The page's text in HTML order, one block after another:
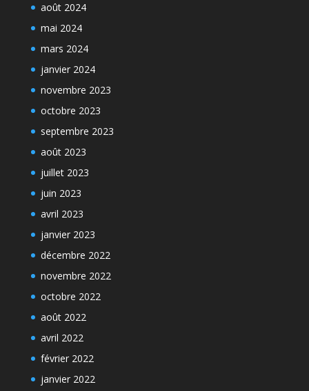
août 2024
mai 2024
mars 2024
janvier 2024
novembre 2023
octobre 2023
septembre 2023
août 2023
juillet 2023
juin 2023
avril 2023
janvier 2023
décembre 2022
novembre 2022
octobre 2022
août 2022
avril 2022
février 2022
janvier 2022